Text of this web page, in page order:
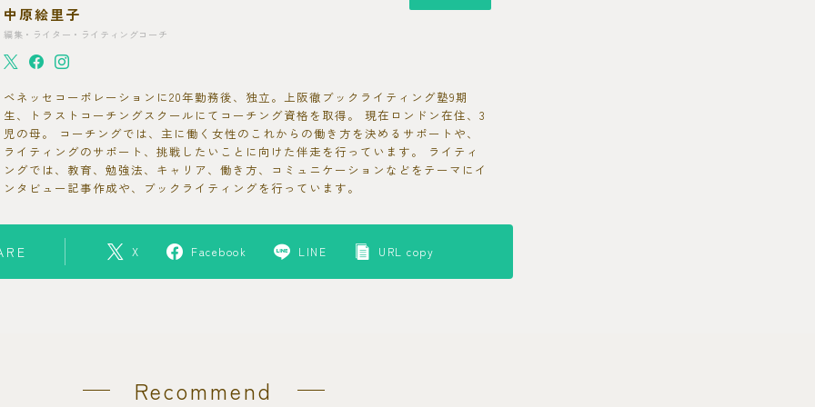
中原絵里子
編集・ライター・ライティングコーチ
ベネッセコーポレーションに20年勤務後、独立。上阪徹ブックライティング塾9期
生、トラストコーチングスクールにてコーチング資格を取得。 現在ロンドン在住、3
児の母。 コーチングでは、主に働く女性のこれからの働き方を決めるサポートや、
ライティングのサポート、挑戦したいことに向けた伴走を行っています。 ライティ
ングでは、教育、勉強法、キャリア、働き方、コミュニケーションなどをテーマにイ
ンタビュー記事作成や、ブックライティングを行っています。
X Facebook LINE URL copy
Recommend